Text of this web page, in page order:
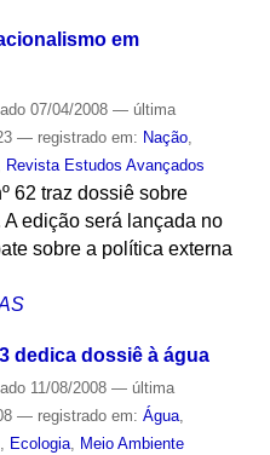
em
07/04/2008 — última
— registrado em: Nação,
Revista Estudos Avançados
62 traz dossiê sobre
edição será lançada no
sobre a política externa
dedica dossiê à água
11/08/2008 — última
— registrado em: Água,
, Ecologia, Meio Ambiente